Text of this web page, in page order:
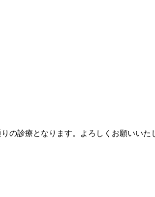
の診療となります。よろしくお願いいた